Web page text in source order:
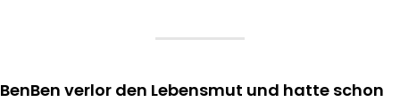
BenBen verlor den Lebensmut und hatte schon